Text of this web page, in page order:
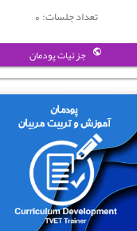
تعداد جلسات: 0
جزئیات پودمان